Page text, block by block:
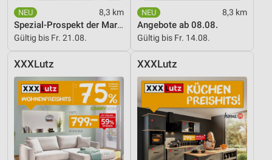
8,3 km
Spezial-Prospekt der Marken
Gültig bis Fr. 21.08.
8,3 km
Angebote ab 08.08.
Gültig bis Fr. 14.08.
XXXLutz XXXLutz
Verwendung von Profilen zur Auswahl
personalisierter Werbung
Erstellung von Profilen zur Personalisierung
von Inhalten
Verwendung von Profilen zur Auswahl
personalisierter Inhalte
Messung der Werbeleistung
Messung der Performance von Inhalten